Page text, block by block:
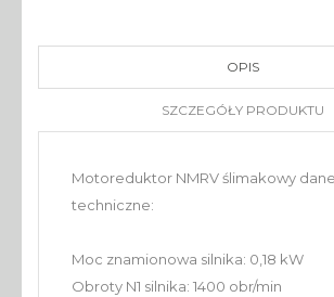
OPIS
SZCZEGÓŁY PRODUKTU
Motoreduktor NMRV ślimakowy dane
techniczne:
Moc znamionowa silnika: 0,18 kW
Obroty N1 silnika: 1400 obr/min